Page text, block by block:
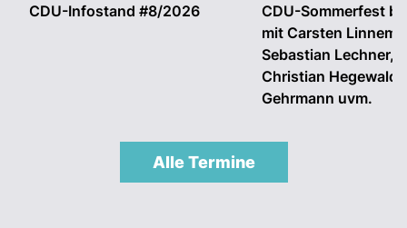
CDU-Infostand #8/2026
CDU-Sommerfest
mit Carsten
Sebastian Lechner,
Christian Hegewald,
Gehrmann uvm.
Alle Termine